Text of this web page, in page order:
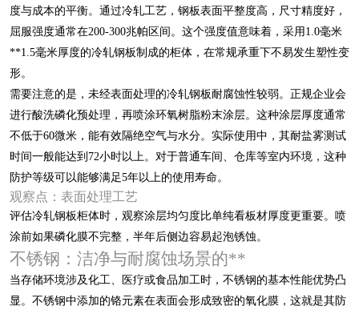
度与成本的平衡。通过冷轧工艺，钢板表面平整度高，尺寸精度好，
屈服强度通常在200-300兆帕区间。这个强度值意味着，采用1.0毫米
**1.5毫米厚度的冷轧钢板制成的柜体，在常规承重下不易发生塑性变
形。
需要注意的是，未经表面处理的冷轧钢板耐腐蚀性较弱。正规企业会
进行酸洗磷化预处理，再喷涂环氧树脂粉末涂层。这种涂层厚度通常
不低于60微米，能有效隔绝空气与水分。实际使用中，其耐盐雾测试
时间一般能达到72小时以上。对于普通车间、仓库等室内环境，这种
防护等级可以能够满足5年以上的使用寿命。
观察点：表面处理工艺
评估冷轧钢板柜体时，观察涂层均匀度比单纯看板材厚度更重要。喷
涂前如果磷化膜不完整，半年后侧边容易起泡锈蚀。
不锈钢：洁净与耐腐蚀场景的**
当存储环境涉及化工、医疗或食品加工时，不锈钢的基本性能优势凸
显。不锈钢中添加的铬元素在表面会形成致密的氧化膜，这就是其防